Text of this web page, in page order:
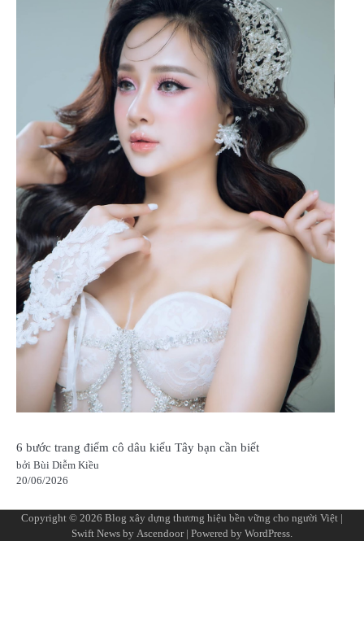
6 bước trang điểm cô dâu kiểu Tây bạn cần biết
bởi Bùi Diễm Kiều
20/06/2026
Copyright © 2026 Blog xây dựng thương hiệu bền vững cho người Việt |
Swift News by Ascendoor| Powered by WordPress